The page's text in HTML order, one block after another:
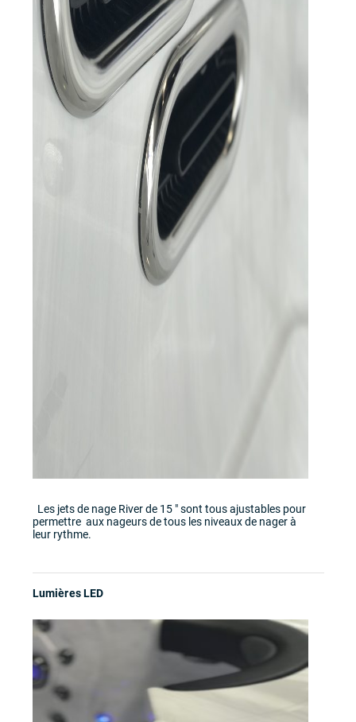
Les jets de nage River de 15 " sont tous ajustables pour
permettre aux nageurs de tous les niveaux de nager à
leur rythme.
Lumières LED